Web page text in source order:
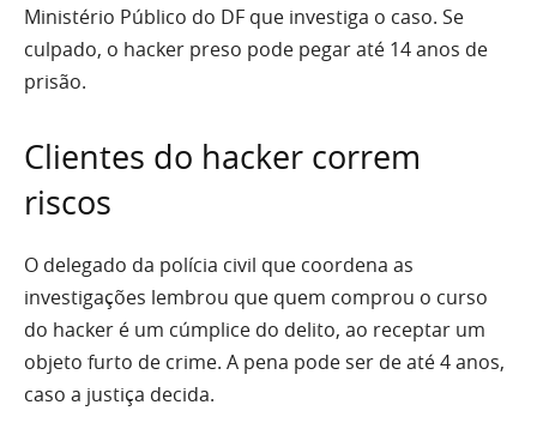
Ministério Público do DF que investiga o caso. Se
culpado, o hacker preso pode pegar até 14 anos de
prisão.
Clientes do hacker correm
riscos
O delegado da polícia civil que coordena as
investigações lembrou que quem comprou o curso
do hacker é um cúmplice do delito, ao receptar um
objeto furto de crime. A pena pode ser de até 4 anos,
caso a justiça decida.